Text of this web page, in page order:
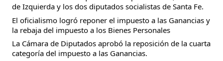
de Izquierda y los dos diputados socialistas de Santa Fe.
El oficialismo logró reponer el impuesto a las Ganancias y
la rebaja del impuesto a los Bienes Personales
La Cámara de Diputados aprobó la reposición de la cuarta
categoría del impuesto a las Ganancias.